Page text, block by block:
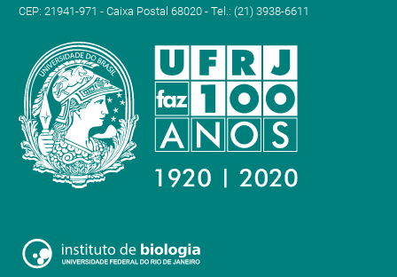
CEP: 21941-971 - Caixa Postal 68020 - Tel.: (21) 3938-6611